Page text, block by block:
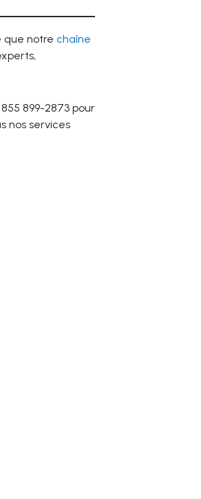
que notre chaîne
899-2873 pour
nos services